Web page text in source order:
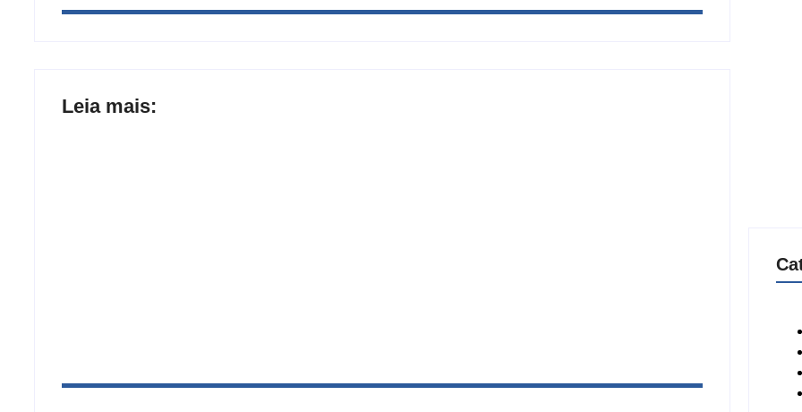
Leia mais: